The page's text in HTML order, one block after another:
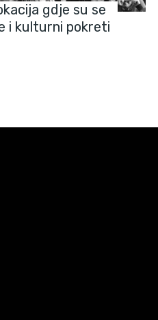
gdje su se
i kulturni pokreti